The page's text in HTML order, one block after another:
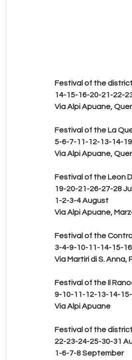
Festival of the
14-15-16-20-21-22-
Via Alpi Apuane,
Festival of the La
5-6-7-11-12-13-14-
Via Alpi Apuane,
Festival of the Leon
19-20-21-26-27-28
1-2-3-4 August
Via Alpi Apuane,
Festival of the
3-4-9-10-11-14-15-
Via Martiri di S. Anna,
Festival of the Il
9-10-11-12-13-14-
Via Alpi Apuane
Festival of the
22-23-24-25-30-31
1-6-7-8 September